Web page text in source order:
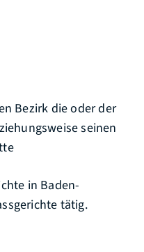
Bezirk die oder der
seinen
in Baden-
tätig.